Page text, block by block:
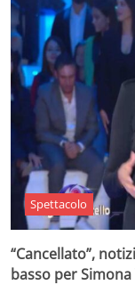
Spettacolo
“Cancellato”,
basso per